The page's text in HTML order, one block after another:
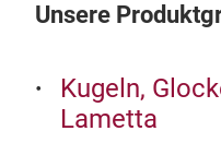
Unsere
Kugeln,
Lametta